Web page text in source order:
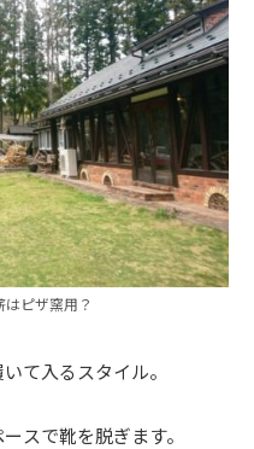
ピザ窯用？
て入るスタイル。
スで靴を脱ぎます。